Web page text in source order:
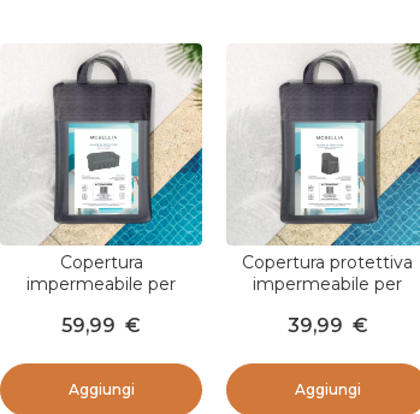
Copertura
impermeabile per
Grigio
59,99 €
Aggiungi
Copertura protettiva
impermeabile per
Monte Carlo Grigio
39,99 €
Aggiungi